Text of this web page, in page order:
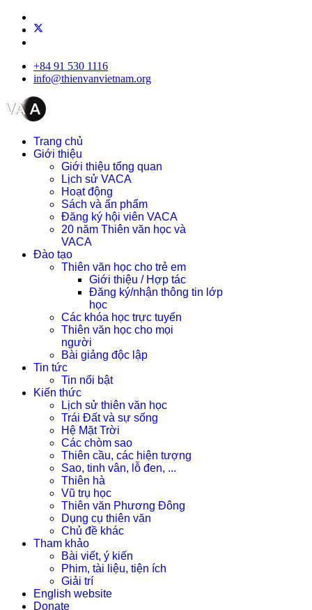
+84 91 530 1116
info@thienvanvietnam.org
Trang chủ
Giới thiệu
Giới thiệu tổng quan
Lịch sử VACA
Hoạt động
Sách và ấn phẩm
Đăng ký hội viên VACA
20 năm Thiên văn học và
VACA
Đào tạo
Thiên văn học cho trẻ em
Giới thiệu / Hợp tác
Đăng ký/nhận thông tin lớp
học
Các khóa học trực tuyến
Thiên văn học cho mọi
người
Bài giảng độc lập
Tin tức
Tin nổi bật
Kiến thức
Lịch sử thiên văn học
Trái Đất và sự sống
Hệ Mặt Trời
Các chòm sao
Thiên cầu, các hiện tượng
Sao, tinh vân, lỗ đen, ...
Thiên hà
Vũ trụ học
Thiên văn Phương Đông
Dụng cụ thiên văn
Chủ đề khác
Tham khảo
Bài viết, ý kiến
Phim, tài liệu, tiện ích
Giải trí
English website
Donate